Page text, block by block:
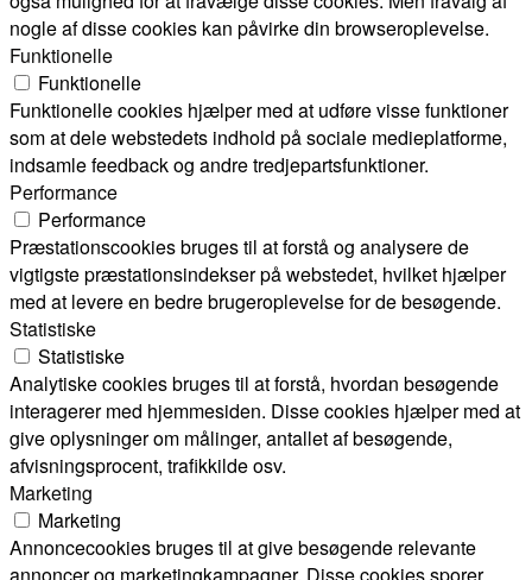
nogle af disse cookies kan påvirke din browseroplevelse.
Funktionelle
Funktionelle
Funktionelle cookies hjælper med at udføre visse funktioner
som at dele webstedets indhold på sociale medieplatforme,
indsamle feedback og andre tredjepartsfunktioner.
Performance
Performance
Præstationscookies bruges til at forstå og analysere de
vigtigste præstationsindekser på webstedet, hvilket hjælper
med at levere en bedre brugeroplevelse for de besøgende.
Statistiske
Statistiske
Analytiske cookies bruges til at forstå, hvordan besøgende
interagerer med hjemmesiden. Disse cookies hjælper med at
give oplysninger om målinger, antallet af besøgende,
afvisningsprocent, trafikkilde osv.
Marketing
Marketing
Annoncecookies bruges til at give besøgende relevante